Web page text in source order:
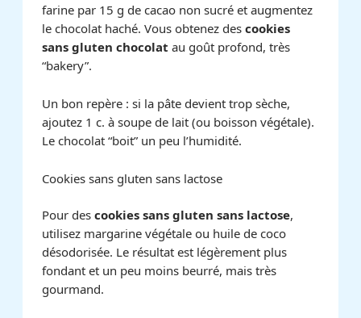
farine par 15 g de cacao non sucré et augmentez
le chocolat haché. Vous obtenez descookies
sans gluten chocolat au goût profond, très
“bakery”.
Un bon repère : si la pâte devient trop sèche,
ajoutez 1 c. à soupe de lait (ou boisson végétale).
Le chocolat “boit” un peu l’humidité.
Cookies sans gluten sans lactose
Pour descookies sans gluten sans lactose,
utilisez margarine végétale ou huile de coco
désodorisée. Le résultat est légèrement plus
fondant et un peu moins beurré, mais très
gourmand.